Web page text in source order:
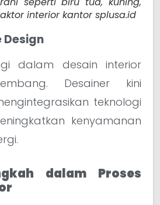
interior kantor splusa.id
Design
dalam desain interior
Desainer kini
teknologi
kenyamanan
dalam Proses